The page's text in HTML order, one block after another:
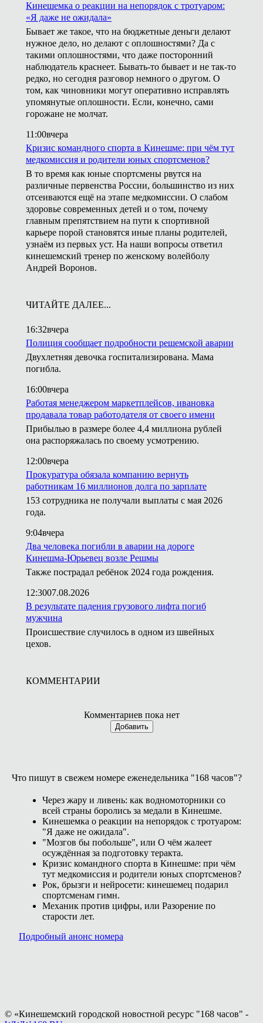
Кинешемка о реакции на непорядок с тротуаром:
«Я даже не ожидала»
Бывает же такое, что на бюджетные деньги делают
нужное дело, но делают с оплошностями? Да с
такими оплошностями, что даже посторонний
наблюдатель краснеет. Бывать-то бывает и не так-то
редко, но сегодня разговор немного о другом. О
том, как чиновники могут оперативно исправлять
упомянутые оплошности. Если, конечно, сами
горожане не молчат.
11:00вчера
Кризис командного спорта в Кинешме: при чём тут
медкомиссия и родители юных спортсменов?
В то время как юные спортсмены рвутся на
различные первенства России, большинство из них
отсеиваются ещё на этапе медкомиссии. О слабом
здоровье современных детей и о том, почему
главным препятствием на пути к спортивной
карьере порой становятся иные планы родителей,
узнаём из первых уст. На наши вопросы ответил
кинешемский тренер по женскому волейболу
Андрей Воронов.
ЧИТАЙТЕ ДАЛЕЕ...
16:32вчера
Полиция сообщает подробности решемской аварии
Двухлетняя девочка госпитализирована. Мама
погибла.
16:00вчера
Работая менеджером маркетплейсов, ивановка
продавала товар работодателя от своего имени
Прибылью в размере более 4,4 миллиона рублей
она распоряжалась по своему усмотрению.
12:00вчера
Прокуратура обязала компанию вернуть
работникам 16 миллионов долга по зарплате
153 сотрудника не получали выплаты с мая 2026
года.
9:04вчера
Два человека погибли в аварии на дороге
Кинешма-Юрьевец возле Решмы
Также пострадал ребёнок 2024 года рождения.
12:3007.08.2026
В результате падения грузового лифта погиб
мужчина
Происшествие случилось в одном из швейных
цехов.
КОММЕНТАРИИ
Комментариев пока нет
Добавить
Что пишут в свежем номере еженедельника "168 часов"?
Через жару и ливень: как водномоторники со
всей страны боролись за медали в Кинешме.
Кинешемка о реакции на непорядок с тротуаром:
"Я даже не ожидала".
"Мозгов бы побольше", или О чём жалеет
осуждённая за подготовку теракта.
Кризис командного спорта в Кинешме: при чём
тут медкомиссия и родители юных спортсменов?
Рок, брызги и нейросети: кинешемец подарил
спортсменам гимн.
Механик против цифры, или Разорение по
старости лет.
Подробный анонс номера
© «Кинешемский городской новостной ресурс "168 часов" -